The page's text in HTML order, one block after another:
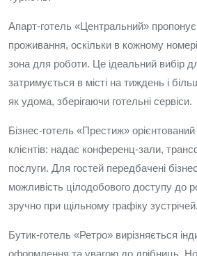
Апарт-готель «Центральний»
проживання, оскільки в кожному
зона для роботи. Це ідеальний вибір
затримується в місті на тиждень і
як удома, зберігаючи готельні сервіси.
Бізнес-готель «Престиж»
клієнтів: надає конференц-зали,
послуги. Для гостей передбачені
можливість цілодобового доступу до
зручно при щільному графіку зустрічей.
Бутик-готель «Ретро» вирізняється
оформлення та увагою до дрібниць.